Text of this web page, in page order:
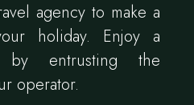
agency to make a
holiday. Enjoy a
by entrusting the
operator.